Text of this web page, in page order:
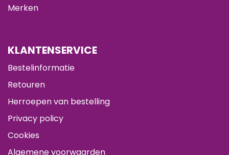
Merken
KLANTENSERVICE
Bestelinformatie
Retouren
Herroepen van bestelling
Privacy policy
Cookies
Algemene voorwaarden